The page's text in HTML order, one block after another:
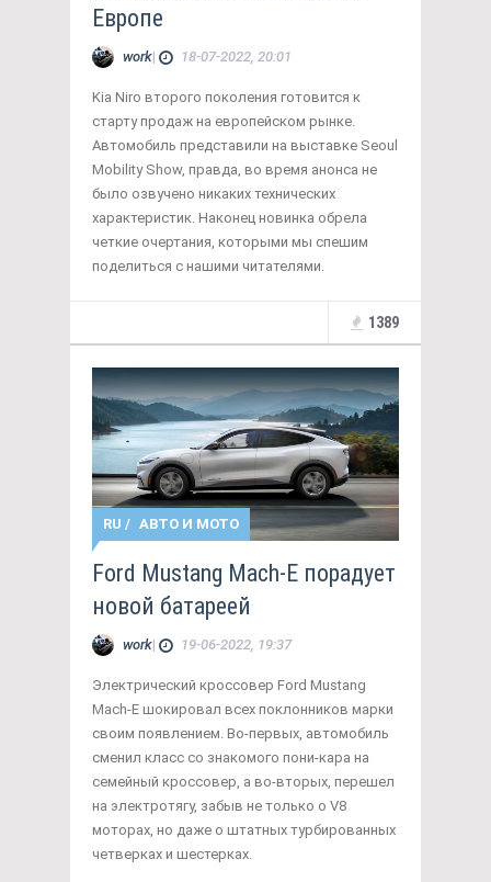
Европе
work| 18-07-2022, 20:01
Kia Niro второго поколения готовится к
старту продаж на европейском рынке.
Автомобиль представили на выставке Seoul
Mobility Show, правда, во время анонса не
было озвучено никаких технических
характеристик. Наконец новинка обрела
четкие очертания, которыми мы спешим
поделиться с нашими читателями.
1389
RU / АВТО И МОТО
Ford Mustang Mach-E порадует
новой батареей
work| 19-06-2022, 19:37
Электрический кроссовер Ford Mustang
Mach-E шокировал всех поклонников марки
своим появлением. Во-первых, автомобиль
сменил класс со знакомого пони-кара на
семейный кроссовер, а во-вторых, перешел
на электротягу, забыв не только о V8
моторах, но даже о штатных турбированных
четверках и шестерках.